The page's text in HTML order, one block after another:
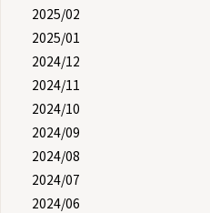
2025/02
2025/01
2024/12
2024/11
2024/10
2024/09
2024/08
2024/07
2024/06